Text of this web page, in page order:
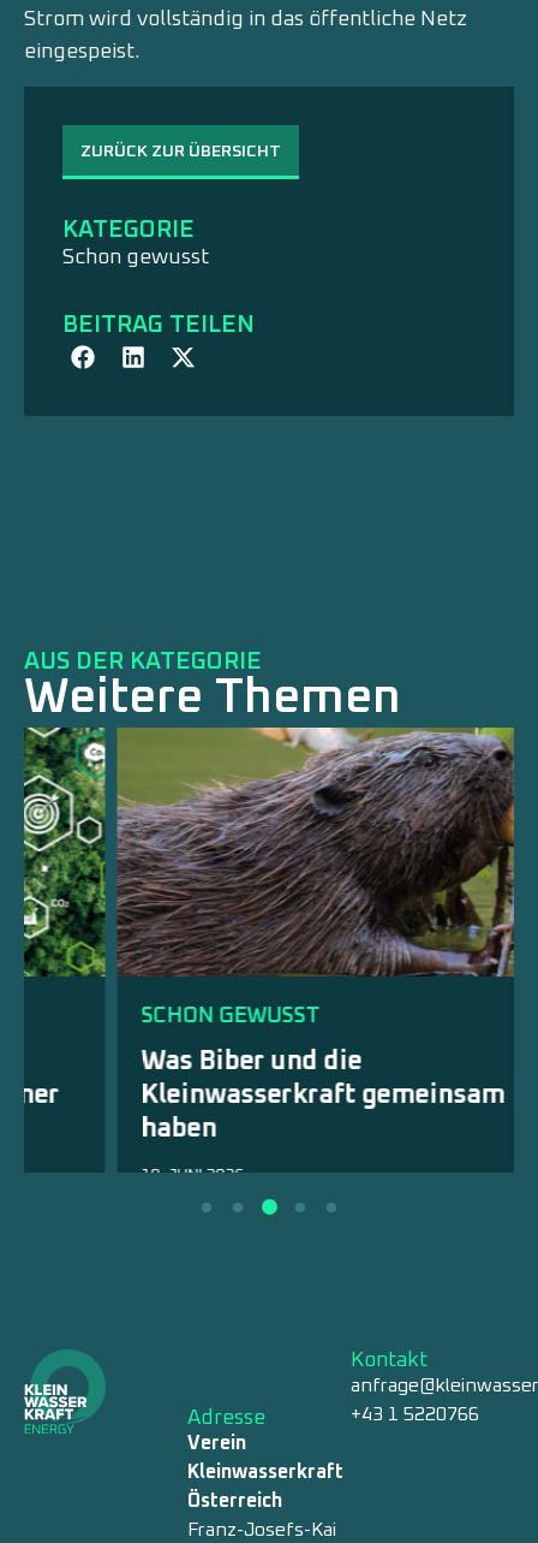
ZURÜCK ZUR ÜBERSICHT
KATEGORIE
Schon gewusst
BEITRAG TEILEN
Strom wird vollständig in das öffentliche Netz
eingespeist.
AUS DER KATEGORIE
Weitere Themen
SCHON GEWUSST
Was Biber und die
Kleinwasserkraft gemeinsam
18. JUNI 2026
Adresse
Verein
Kleinwasserkraft
Österreich
Franz-Josefs-Kai
Kontakt
+43 1 5220766